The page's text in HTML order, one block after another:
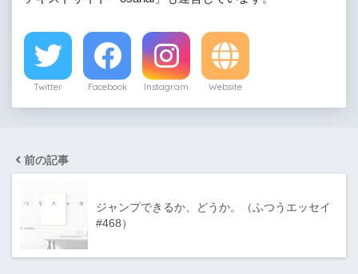
Twitter Facebook Instagram Website
前の記事
ジャンプできるか、どうか。（ふつうエッセイ
#468）